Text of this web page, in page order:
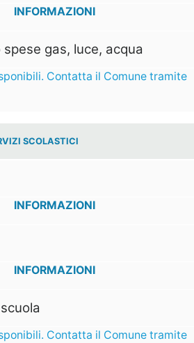
INFORMAZIONI
gas, luce, acqua
Contatta il Comune tramite
SCOLASTICI
INFORMAZIONI
INFORMAZIONI
Contatta il Comune tramite